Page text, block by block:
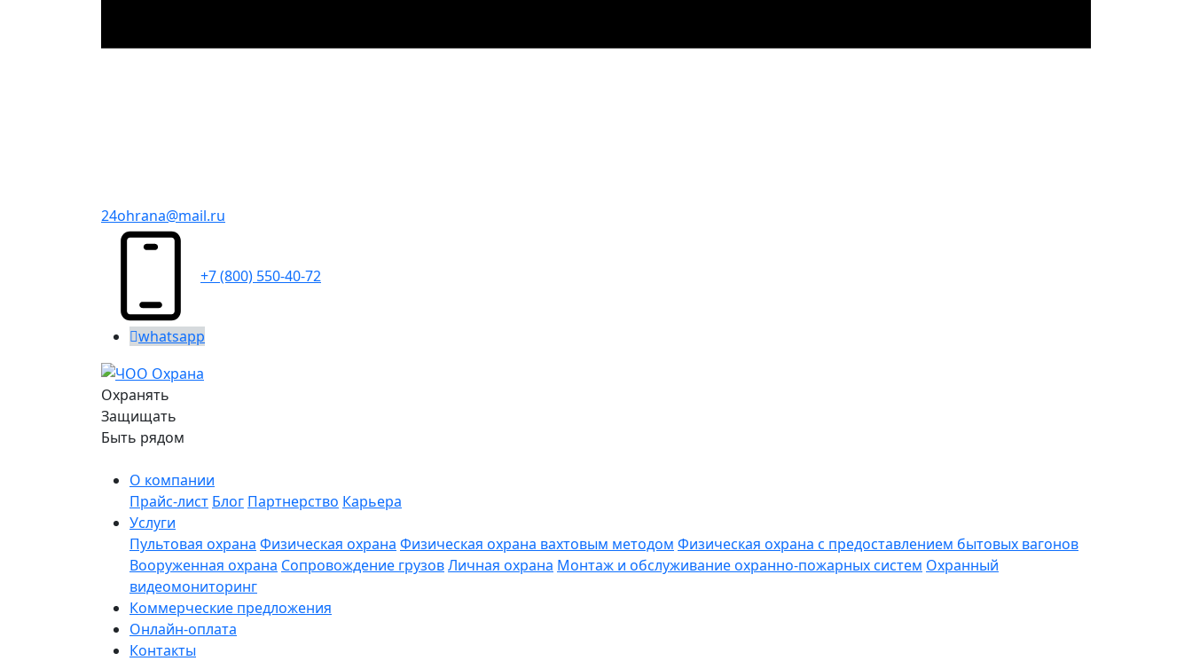
24ohrana@mail.ru
+7 (800) 550-40-72
whatsapp
Охранять
Защищать
Быть рядом
О компании
Прайс-лист Блог Партнерство Карьера
Услуги
Пультовая охрана Физическая охрана Физическая охрана вахтовым методом Физическая охрана с предоставлением бытовых вагонов
Вооруженная охрана Сопровождение грузовЛичная охрана Монтаж и обслуживание охранно-пожарных систем Охранный
видеомониторинг
Коммерческие предложения
Онлайн-оплата
Контакты